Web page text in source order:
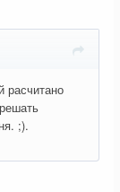
расчитано
;).